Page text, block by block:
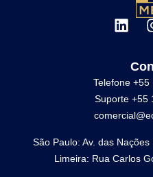
Telefone
Suporte +55
São Paulo: Av. das
Limeira: Rua Carlos